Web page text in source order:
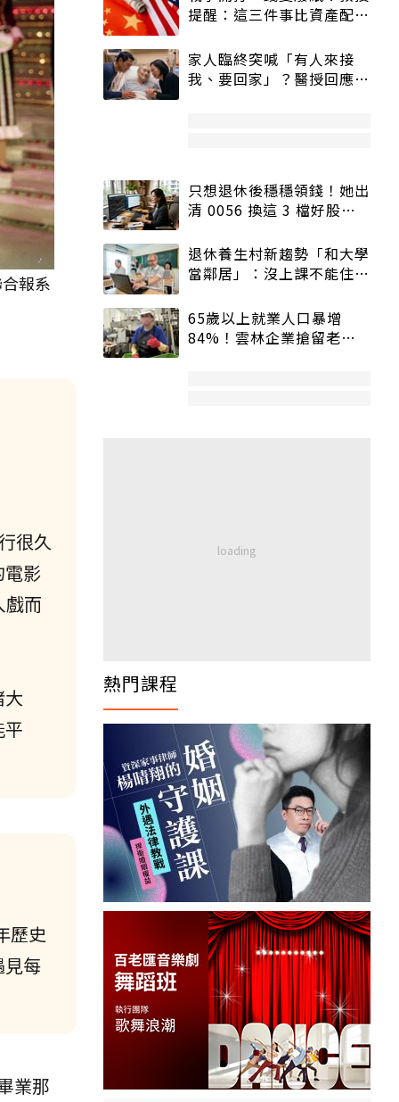
報系
很久
電影
戲而
歷史
見每
業那
提醒：這三件事比資產配置
家人臨終突喊「有人來接
我、要回家」？醫授回應方
只想退休後穩穩領錢！她出
清 0056 換這 3 檔好股：
退休養生村新趨勢「和大學
當鄰居」：沒上課不能住、
65歲以上就業人口暴增
84%！雲林企業搶留老員
熱門課程